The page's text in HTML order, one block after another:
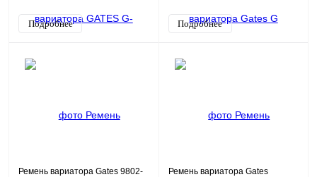
Подробнее Подробнее
Ремень вариатора Gates 9802-
Ремень вариатора Gates